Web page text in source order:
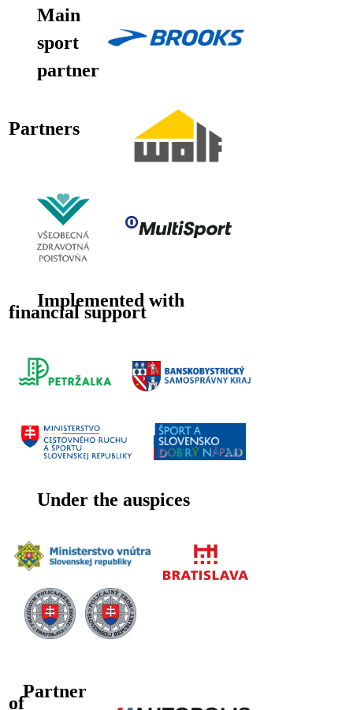
Main
sport
partner
Partners
Implemented with
financial support
Under the auspices
Partner
of